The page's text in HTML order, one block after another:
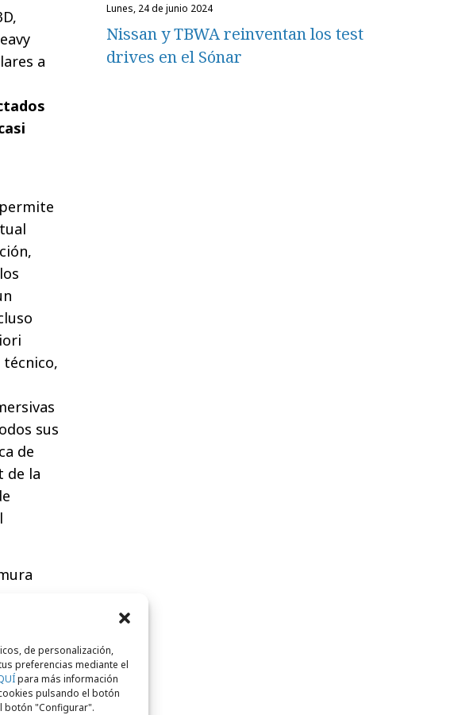
de personalización,
preferencias mediante el
para más información
pulsando el botón
botón "Configurar".
a
sus
de
de la
de
lunes, 24 de junio 2024
Nissan y TBWA reinventan los test
drives en el Sónar